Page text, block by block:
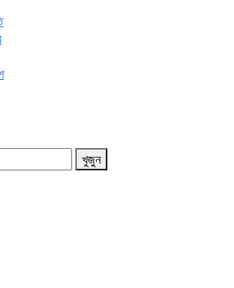
খুজুন